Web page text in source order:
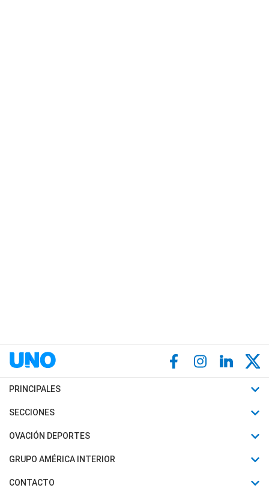
PRINCIPALES
Últimas Noticias
Política
Judiciales
SECCIONES
Horóscopo
Motores
OVACIÓN DEPORTES
Fútbol
Mundial
GRUPO AMÉRICA INTERIOR
Canal 7 en Vivo
CONTACTO